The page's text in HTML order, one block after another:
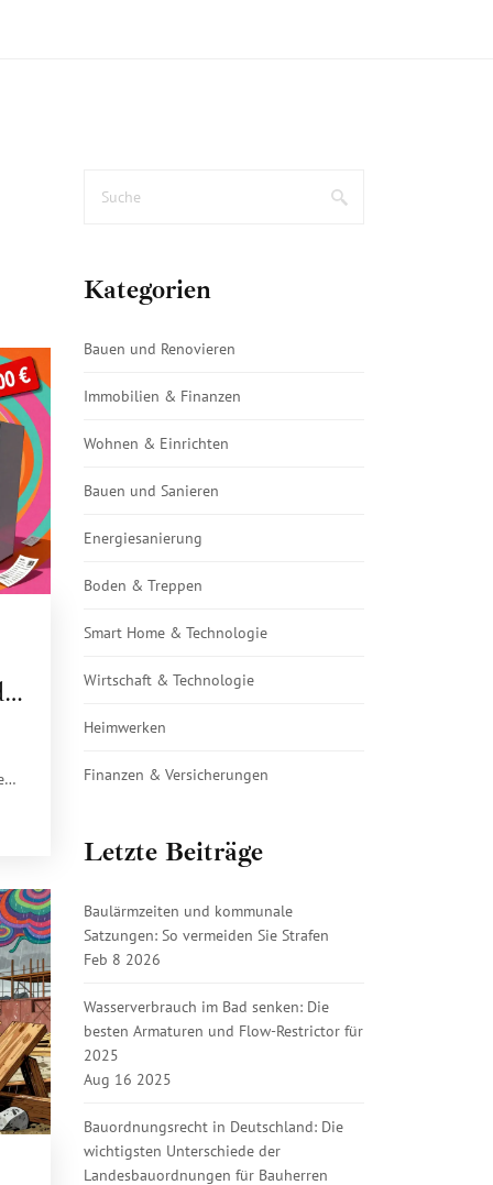
Kategorien
Bauen und Renovieren
Immobilien & Finanzen
Wohnen & Einrichten
Bauen und Sanieren
Energiesanierung
Boden & Treppen
Smart Home & Technologie
Wirtschaft & Technologie
Heimwerken
Finanzen & Versicherungen
Letzte Beiträge
Baulärmzeiten und kommunale
Satzungen: So vermeiden Sie Strafen
Feb 8 2026
Wasserverbrauch im Bad senken: Die
besten Armaturen und Flow-Restrictor für
2025
Aug 16 2025
Bauordnungsrecht in Deutschland: Die
wichtigsten Unterschiede der
Landesbauordnungen für Bauherren